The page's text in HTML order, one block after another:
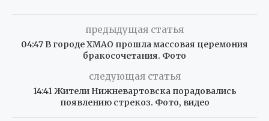
предыдущая статья
04:47 В городе ХМАО прошла массовая церемония
бракосочетания. Фото
следующая статья
14:41 Жители Нижневартовска порадовались
появлению стрекоз. Фото, видео